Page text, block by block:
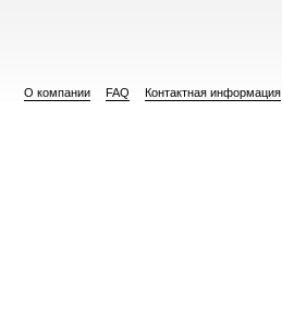
О компании FAQ Контактная информация